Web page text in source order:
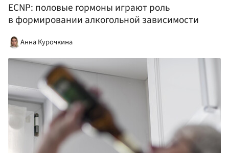
ECNP: половые гормоны играют роль
в формировании алкогольной зависимости
Анна Курочкина